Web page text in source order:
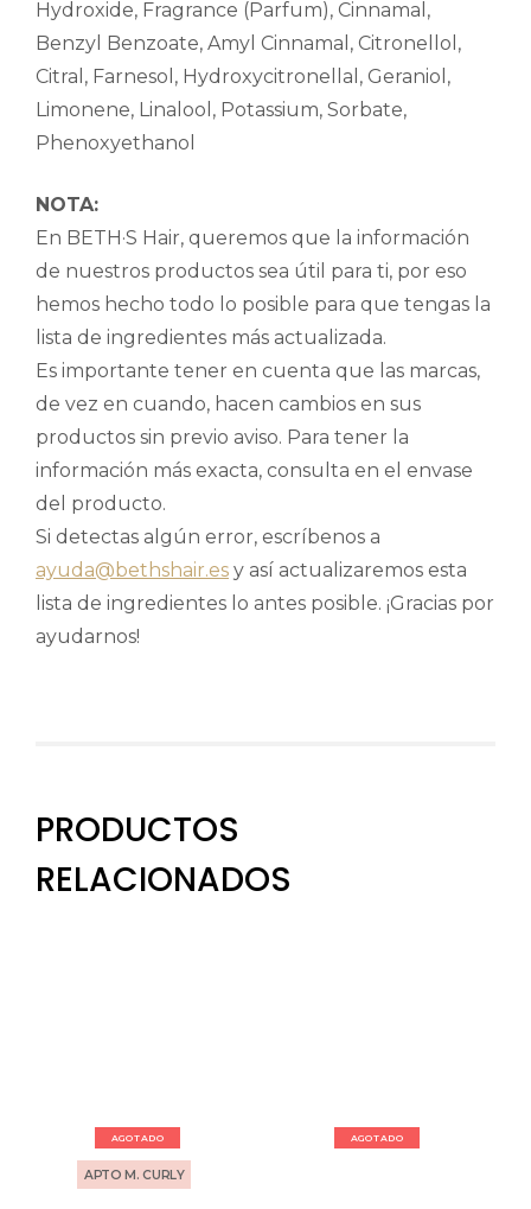
Hydroxide, Fragrance (Parfum), Cinnamal,
Benzyl Benzoate, Amyl Cinnamal, Citronellol,
Citral, Farnesol, Hydroxycitronellal, Geraniol,
Limonene, Linalool, Potassium, Sorbate,
Phenoxyethanol
NOTA:
En BETH·S Hair, queremos que la información
de nuestros productos sea útil para ti, por eso
hemos hecho todo lo posible para que tengas la
lista de ingredientes más actualizada.
Es importante tener en cuenta que las marcas,
de vez en cuando, hacen cambios en sus
productos sin previo aviso. Para tener la
información más exacta, consulta en el envase
del producto.
Si detectas algún error, escríbenos a
ayuda@bethshair.es y así actualizaremos esta
lista de ingredientes lo antes posible. ¡Gracias por
ayudarnos!
PRODUCTOS
RELACIONADOS
AGOTADO
APTO M. CURLY
AGOTADO